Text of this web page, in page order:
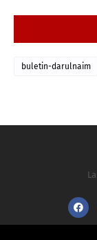
buletin-darulnaim